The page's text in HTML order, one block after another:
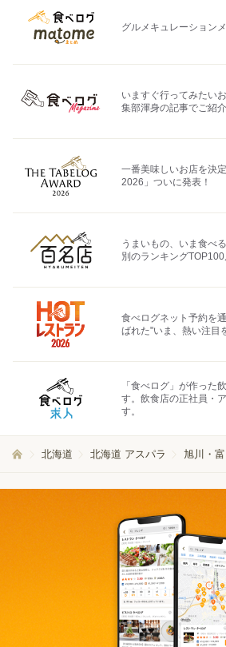
グルメキュレーション
いますぐ行ってみたい
集部渾身の記事でご紹介
一番美味しいお店を決
2026」ついに発表！
うまいもの、いま食べ
別のランキングTOP100
食べログネット予約を
ばれた"いま、熱い注目
「食べログ」が作った
す。飲食店の正社員・
す。
北海道 北海道 アスパラ 旭川・